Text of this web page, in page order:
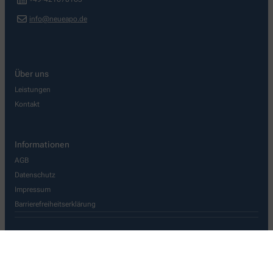
info@neueapo.de
Über uns
Leistungen
Kontakt
Informationen
AGB
Datenschutz
Impressum
Barrierefreiheitserklärung